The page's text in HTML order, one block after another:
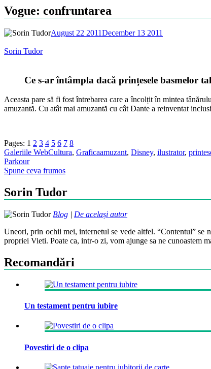
Vogue: confruntarea
August 22 2011December 13 2011
Sorin Tudor
Ce s-ar întâmpla dacă prințesele basmelor
Aceasta pare să fi fost întrebarea care a încolțit în mintea
amuzantă. Cu atât mai amuzantă cu cât Dante a reinventat
Pages: 1 2 3 4 5 6 7 8
Galeriile WebCultura, Graficaamuzant, Disney, ilustrator,
Post
navigation
Parkour
Spune ceva frumos
Sorin Tudor
Blog | De același autor
Uneori, prin ochii mei, internetul se vede altfel. “Contentul” se
propriei Vieti. Poate ca, intr-o zi, vom ajunge sa ne cunoastem
Recomandări
Un testament pentru iubire
Povestiri de o clipa